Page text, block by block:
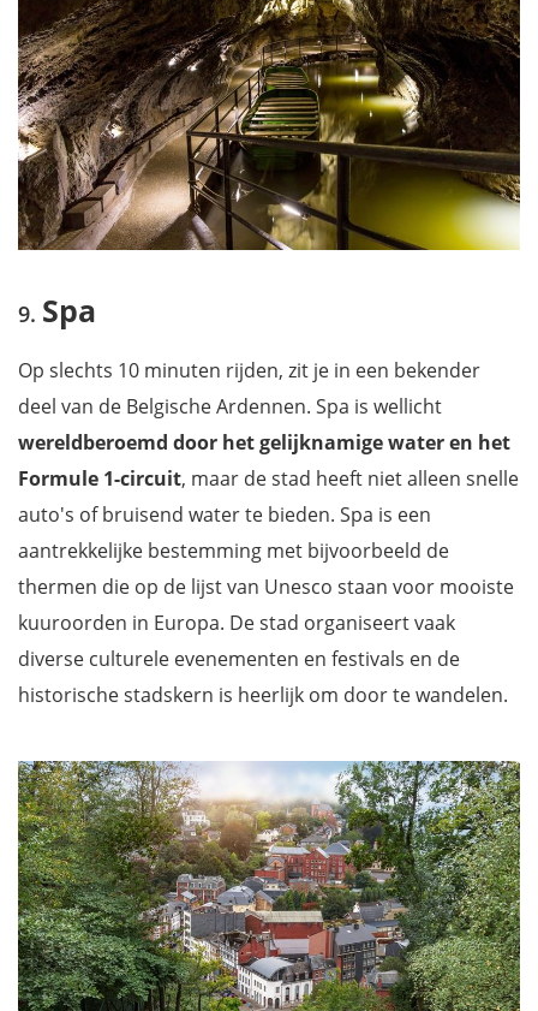
Spa
Op slechts 10 minuten rijden, zit je in een bekender
deel van de Belgische Ardennen. Spa is wellicht
wereldberoemd door het gelijknamige water en het
Formule 1-circuit, maar de stad heeft niet alleen snelle
auto's of bruisend water te bieden. Spa is een
aantrekkelijke bestemming met bijvoorbeeld de
thermen die op de lijst van Unesco staan voor mooiste
kuuroorden in Europa. De stad organiseert vaak
diverse culturele evenementen en festivals en de
historische stadskern is heerlijk om door te wandelen.